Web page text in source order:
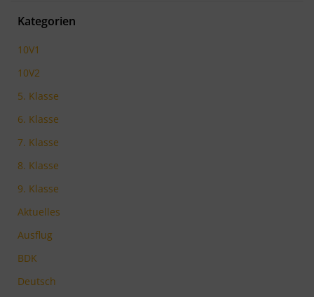
Kategorien
10V1
10V2
5. Klasse
6. Klasse
7. Klasse
8. Klasse
9. Klasse
Aktuelles
Ausflug
BDK
Deutsch